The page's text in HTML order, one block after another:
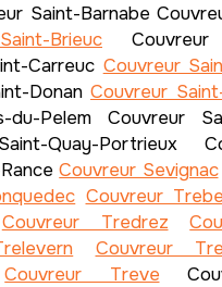
Saint-Barnabe
Brieuc Couvreur
Carreuc Couvreur
Donan Couvreur
du-Pelem Couvreur
Quay-Portrieux
Couvreur Sevignac
Couvreur
Couvreur Tredrez
Couvreur
Couvreur Treve